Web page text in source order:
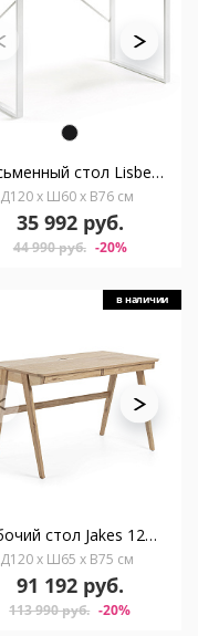
Письменный стол Lisbet 120x60 металл белый
Д120 x Ш60 x В76 см
35 992 руб.
44 990 руб. -20%
в наличии
Рабочий стол Jakes 120x70 натуральный шпон
Д120 x Ш65 x В75 см
91 192 руб.
113 990 руб. -20%